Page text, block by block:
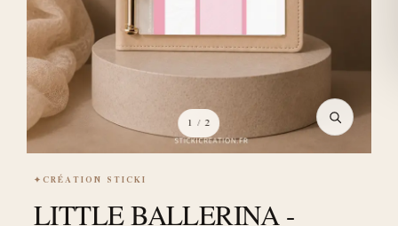
1 / 2
✦CRÉATION STICKI
LITTLE BALLERINA -